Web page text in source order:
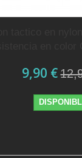
9,90 €